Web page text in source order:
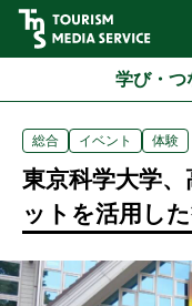
学び・つ
総合 イベント 体験
東京科学大学
ットを活用し